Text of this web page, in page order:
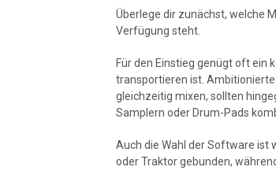
Überlege dir zunächst, welche
Verfügung steht.
Für den Einstieg genügt oft ein
transportieren ist.
gleichzeitig mixen, sollten
Samplern oder Drum-Pads
Auch die Wahl der Software ist
oder Traktor gebunden,